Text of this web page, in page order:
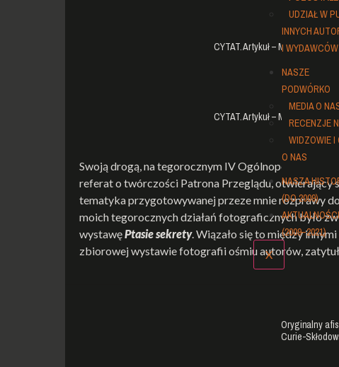
UDZIAŁ W
INNYCH
I WYDAWCÓW
NASZE
PODWÓRKO
MEDIA O
RECENZJE
WIDZOWIE I
O NAS
NASZA
(DO 2009)
AKTUALNOŚCI
(2009–2021)
X
CYTAT. Artykuł – Małgorzata
CYTAT. Artykuł – Małgorzata
Swoją drogą, na tegorocznym IV Ogólnopolskim
referat o twórczości Patrona Przeglądu, otwierający
tematyka przygotowywanej przeze mnie rozprawy
moich tegorocznych działań fotograficznych było
wystawęPtasie sekrety. Wiązało się to między
zbiorowej wystawie fotografii ośmiu autorów,
Oryginalny
Curie-